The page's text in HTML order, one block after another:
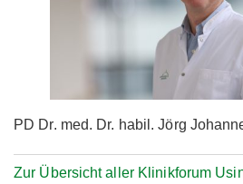
PD Dr. med. Dr. habil. Jörg
Zur Übersicht aller Klinikforum